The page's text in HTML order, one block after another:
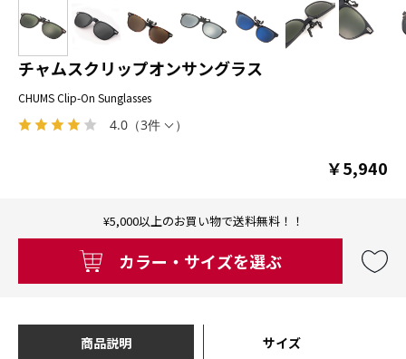
4.0 （3件 ）
チャムスクリップオンサングラス
CHUMS Clip-On Sunglasses
￥5,940
¥5,000以上のお買い物で送料無料！！
カラー・サイズを選ぶ
商品説明 サイズ